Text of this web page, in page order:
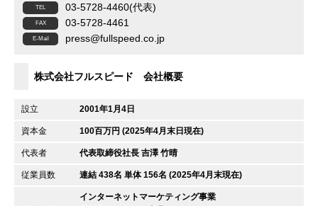
03-5728-4460(代表)
03-5728-4461
press@fullspeed.co.jp
株式会社フルスピード 会社概要
設立 2001年1月4日
資本金 100百万円 (2025年4月末日現在)
代表者 代表取締役社長 吉澤 竹晴
従業員数 連結 438名 単体 156名 (2025年4月末現在)
インターネットマーケティング事業